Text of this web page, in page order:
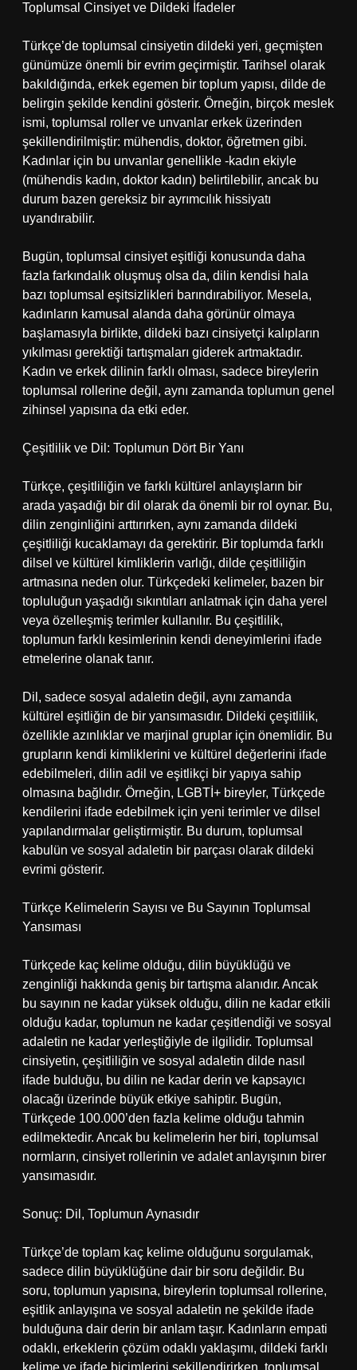
Toplumsal Cinsiyet ve Dildeki İfadeler
Türkçe’de toplumsal cinsiyetin dildeki yeri, geçmişten
günümüze önemli bir evrim geçirmiştir. Tarihsel olarak
bakıldığında, erkek egemen bir toplum yapısı, dilde de
belirgin şekilde kendini gösterir. Örneğin, birçok meslek
ismi, toplumsal roller ve unvanlar erkek üzerinden
şekillendirilmiştir: mühendis, doktor, öğretmen gibi.
Kadınlar için bu unvanlar genellikle -kadın ekiyle
(mühendis kadın, doktor kadın) belirtilebilir, ancak bu
durum bazen gereksiz bir ayrımcılık hissiyatı
uyandırabilir.
Bugün, toplumsal cinsiyet eşitliği konusunda daha
fazla farkındalık oluşmuş olsa da, dilin kendisi hala
bazı toplumsal eşitsizlikleri barındırabiliyor. Mesela,
kadınların kamusal alanda daha görünür olmaya
başlamasıyla birlikte, dildeki bazı cinsiyetçi kalıpların
yıkılması gerektiği tartışmaları giderek artmaktadır.
Kadın ve erkek dilinin farklı olması, sadece bireylerin
toplumsal rollerine değil, aynı zamanda toplumun genel
zihinsel yapısına da etki eder.
Çeşitlilik ve Dil: Toplumun Dört Bir Yanı
Türkçe, çeşitliliğin ve farklı kültürel anlayışların bir
arada yaşadığı bir dil olarak da önemli bir rol oynar. Bu,
dilin zenginliğini arttırırken, aynı zamanda dildeki
çeşitliliği kucaklamayı da gerektirir. Bir toplumda farklı
dilsel ve kültürel kimliklerin varlığı, dilde çeşitliliğin
artmasına neden olur. Türkçedeki kelimeler, bazen bir
topluluğun yaşadığı sıkıntıları anlatmak için daha yerel
veya özelleşmiş terimler kullanılır. Bu çeşitlilik,
toplumun farklı kesimlerinin kendi deneyimlerini ifade
etmelerine olanak tanır.
Dil, sadece sosyal adaletin değil, aynı zamanda
kültürel eşitliğin de bir yansımasıdır. Dildeki çeşitlilik,
özellikle azınlıklar ve marjinal gruplar için önemlidir. Bu
grupların kendi kimliklerini ve kültürel değerlerini ifade
edebilmeleri, dilin adil ve eşitlikçi bir yapıya sahip
olmasına bağlıdır. Örneğin, LGBTİ+ bireyler, Türkçede
kendilerini ifade edebilmek için yeni terimler ve dilsel
yapılandırmalar geliştirmiştir. Bu durum, toplumsal
kabulün ve sosyal adaletin bir parçası olarak dildeki
evrimi gösterir.
Türkçe Kelimelerin Sayısı ve Bu Sayının Toplumsal
Yansıması
Türkçede kaç kelime olduğu, dilin büyüklüğü ve
zenginliği hakkında geniş bir tartışma alanıdır. Ancak
bu sayının ne kadar yüksek olduğu, dilin ne kadar etkili
olduğu kadar, toplumun ne kadar çeşitlendiği ve sosyal
adaletin ne kadar yerleştiğiyle de ilgilidir. Toplumsal
cinsiyetin, çeşitliliğin ve sosyal adaletin dilde nasıl
ifade bulduğu, bu dilin ne kadar derin ve kapsayıcı
olacağı üzerinde büyük etkiye sahiptir. Bugün,
Türkçede 100.000’den fazla kelime olduğu tahmin
edilmektedir. Ancak bu kelimelerin her biri, toplumsal
normların, cinsiyet rollerinin ve adalet anlayışının birer
yansımasıdır.
Sonuç: Dil, Toplumun Aynasıdır
Türkçe’de toplam kaç kelime olduğunu sorgulamak,
sadece dilin büyüklüğüne dair bir soru değildir. Bu
soru, toplumun yapısına, bireylerin toplumsal rollerine,
eşitlik anlayışına ve sosyal adaletin ne şekilde ifade
bulduğuna dair derin bir anlam taşır. Kadınların empati
odaklı, erkeklerin çözüm odaklı yaklaşımı, dildeki farklı
kelime ve ifade biçimlerini şekillendirirken, toplumsal